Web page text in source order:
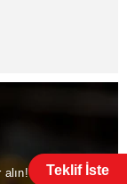
Teklif İste
alın!